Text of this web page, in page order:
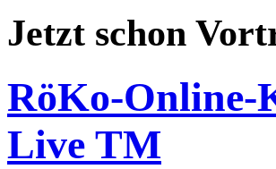
Jetzt schon
RöKo-Online-
Live TM